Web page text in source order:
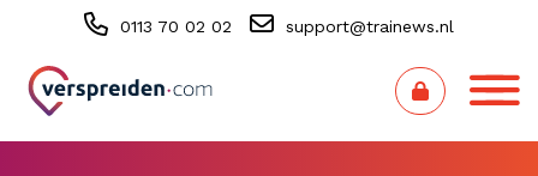
0113 70 02 02 support@trainews.nl